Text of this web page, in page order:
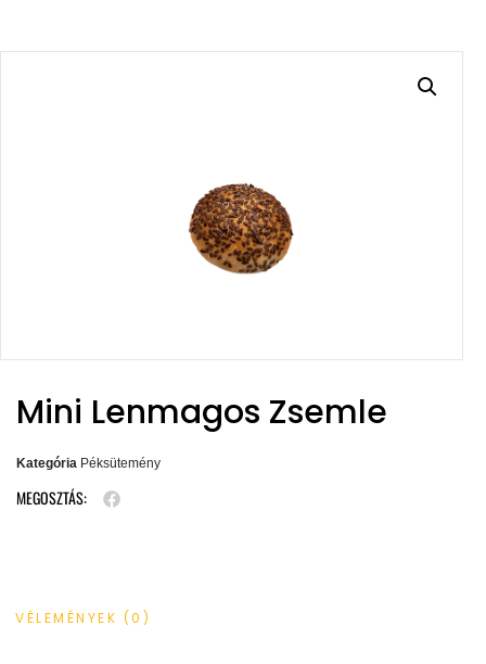
Mini Lenmagos Zsemle
Kategória Péksütemény
MEGOSZTÁS:
VÉLEMÉNYEK (0)